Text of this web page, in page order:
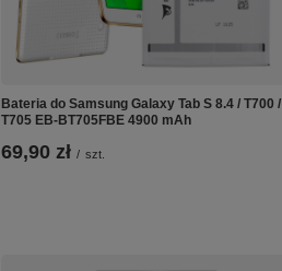
Bateria do Samsung Galaxy Tab S 8.4 / T700 /
T705 EB-BT705FBE 4900 mAh
69,90 zł / szt.